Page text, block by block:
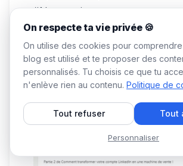
#1 La question.
#2 La réponse à la question.
#3 L'argumentaire.
#4 Le teasing.
#5 Le call-To-action.
C'est ni trop court, ni trop long et il y
live, perfecto. 👍
On respecte ta vie privée 🍪
On utilise des cookies pour
blog est utilisé et te proposer des
personnalisés. Tu choisis ce que tu
n'enlève rien au contenu. Politique de
Tout refuser Tout
Personnaliser